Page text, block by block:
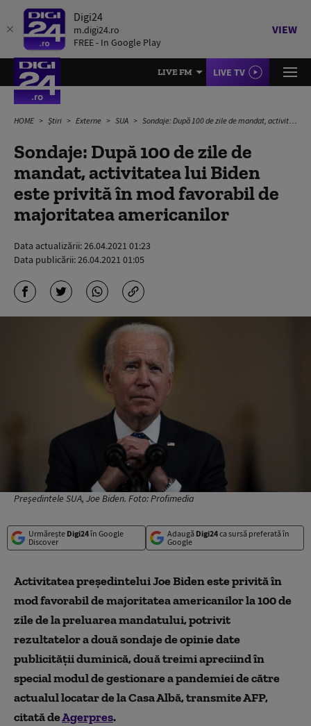
Digi24
m.digi24.ro
FREE - In Google Play
VIEW
LIVE FM LIVE TV
HOME Știri Externe SUA Sondaje: După 100 de zile de mandat, activitatea lui Biden este privită în mod favorabil de majoritatea americanilor
Sondaje: După 100 de zile de
mandat, activitatea lui Biden
este privită în mod favorabil de
majoritatea americanilor
Data actualizării:26.04.2021 01:23
Data publicării:26.04.2021 01:05
Președintele SUA, Joe Biden. Foto: Profimedia
Urmărește Digi24în Google
Discover
Adaugă Digi24ca sursă preferată în
Google
Activitatea preşedintelui Joe Biden este privită în
mod favorabil de majoritatea americanilor la 100 de
zile de la preluarea mandatului, potrivit
rezultatelor a două sondaje de opinie date
publicităţii duminică, două treimi apreciind în
special modul de gestionare a pandemiei de către
actualul locatar de la Casa Albă, transmite AFP,
citată deAgerpres.